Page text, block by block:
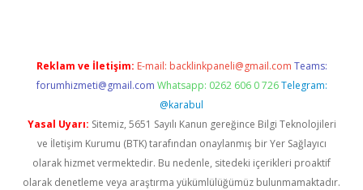
Reklam ve İletişim: E-mail: backlinkpaneli@gmail.com Teams:
forumhizmeti@gmail.com Whatsapp: 0262 606 0 726 Telegram:
@karabul
Yasal Uyarı: Sitemiz, 5651 Sayılı Kanun gereğince Bilgi Teknolojileri
ve İletişim Kurumu (BTK) tarafından onaylanmış bir Yer Sağlayıcı
olarak hizmet vermektedir. Bu nedenle, sitedeki içerikleri proaktif
olarak denetleme veya araştırma yükümlülüğümüz bulunmamaktadır.